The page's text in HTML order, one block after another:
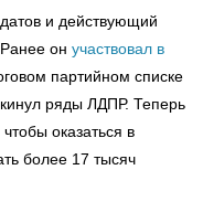
и действующий
он участвовал в
партийном списке
ряды ЛДПР. Теперь
оказаться в
более 17 тысяч